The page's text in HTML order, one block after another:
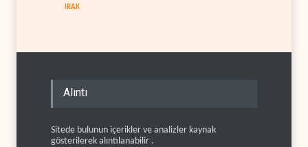
IRAK
Alıntı
Sitede bulunun içerikler ve analizler kaynak
gösterilerek alıntılanabilir .